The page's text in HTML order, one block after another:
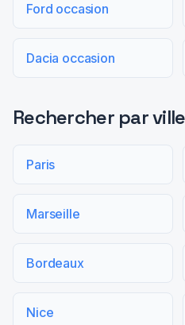
Ford occasion
Dacia occasion
Rechercher par ville
Paris
Marseille
Bordeaux
Nice